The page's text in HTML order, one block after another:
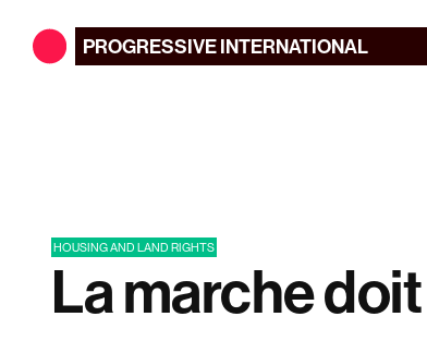
PROGRESSIVEINTERNATIONAL
HOUSING AND LAND RIGHTS
La marche